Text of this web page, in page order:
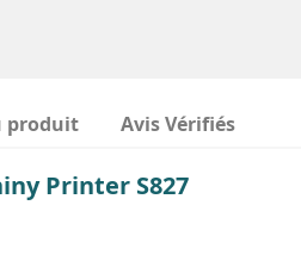
produit Avis Vérifiés
Printer S827